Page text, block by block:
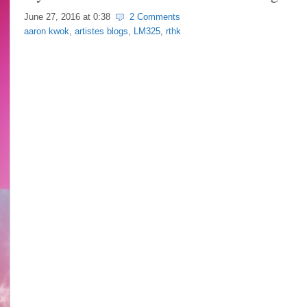
June 27, 2016 at 0:38
2 Comments
aaron kwok artistes blogs LM325, rthk